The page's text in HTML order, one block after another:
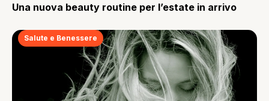
Una nuova beauty routine per l’estate in arrivo
Salute e Benessere